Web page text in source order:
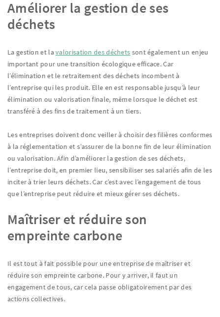
Améliorer la gestion de ses
déchets
La gestion et lavalorisation des déchets sont également un enjeu
important pour une transition écologique efficace. Car
l’élimination et le retraitement des déchets incombent à
l’entreprise qui les produit. Elle en est responsable jusqu’à leur
élimination ou valorisation finale, même lorsque le déchet est
transféré à des fins de traitement à un tiers.
Les entreprises doivent donc veiller à choisir des filières conformes
à la réglementation et s’assurer de la bonne fin de leur élimination
ou valorisation. Afin d’améliorer la gestion de ses déchets,
l’entreprise doit, en premier lieu, sensibiliser ses salariés afin de les
inciter à trier leurs déchets. Car c’est avec l’engagement de tous
que l’entreprise peut réduire et mieux gérer ses déchets.
Maîtriser et réduire son
empreinte carbone
Il est tout à fait possible pour une entreprise de maîtriser et
réduire son empreinte carbone. Pour y arriver, il faut un
engagement de tous, car cela passe obligatoirement par des
actions collectives.